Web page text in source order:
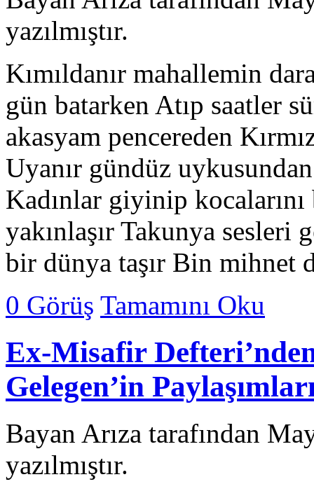
yazılmıştır.
Kımıldanır mahallemin
gün batarken Atıp saatler
akasyam pencereden
Uyanır gündüz
Kadınlar giyinip
yakınlaşır Takunya sesleri
bir dünya taşır Bin
0 Görüş Tamamını Oku
Ex-Misafir
Gelegen’in
Bayan Arıza tarafından
yazılmıştır.